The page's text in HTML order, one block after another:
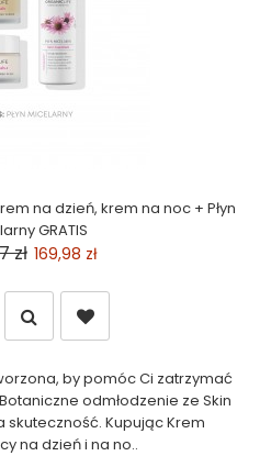
na dzień, krem na noc + Płyn
GRATIS
zł 169,98 zł
by pomóc Ci zatrzymać
odmłodzenie ze Skin
skuteczność. Kupując Krem
na dzień i na no..